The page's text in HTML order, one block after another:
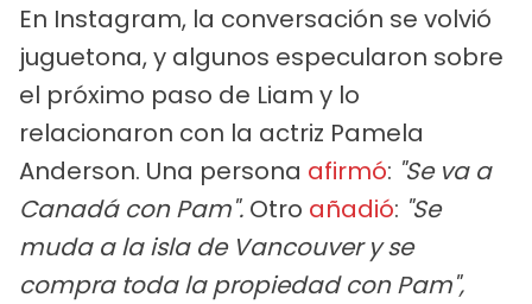
En Instagram, la conversación se volvió
juguetona, y algunos especularon sobre
el próximo paso de Liam y lo
relacionaron con la actriz Pamela
Anderson. Una persona afirmó: "Se va a
Canadá con Pam". Otro añadió: "Se
muda a la isla de Vancouver y se
compra toda la propiedad con Pam",